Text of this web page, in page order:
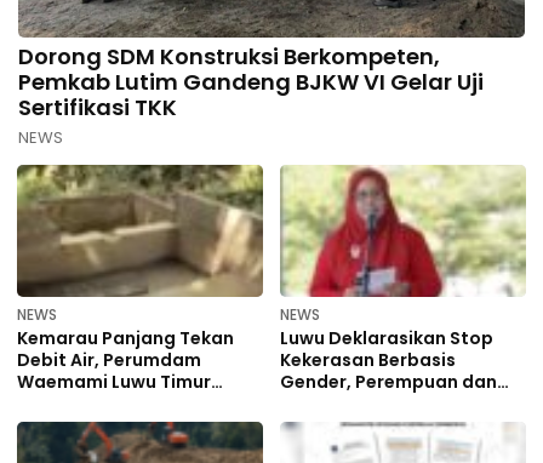
Dorong SDM Konstruksi Berkompeten,
Pemkab Lutim Gandeng BJKW VI Gelar Uji
Sertifikasi TKK
NEWS
NEWS
Kemarau Panjang Tekan
Debit Air, Perumdam
Waemami Luwu Timur
NEWS
Luwu Deklarasikan Stop
Kekerasan Berbasis
Gender, Perempuan dan
Perlindungan